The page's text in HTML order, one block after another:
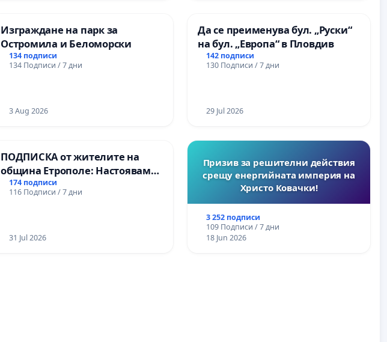
Момин проход
Изграждане на парк за
Остромила и Беломорски
134 подписи
134 Подписи / 7 дни
3 Aug 2026
Да се преименува бул. „Руски“
на бул. „Европа“ в Пловдив
142 подписи
130 Подписи / 7 дни
29 Jul 2026
ПОДПИСКА от жителите на
община Етрополе: Настояваме
за ясни гаранции от “Елаците-
МЕД” АД и от държавата, че ще
174 подписи
116 Подписи / 7 дни
31 Jul 2026
Призив за решителни действия
срещу енергийната империя на
Христо Ковачки!
3 252 подписи
109 Подписи / 7 дни
18 Jun 2026